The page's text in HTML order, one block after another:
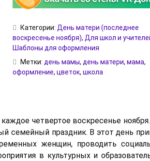
Категории: День матери (последнее
воскресенье ноября), Для школ и
Шаблоны для оформления
Метки: день мамы, день матери, мама,
оформление, цветок, школа
четвертое воскресенье
праздник. В этот день
женщин, проводить
в культурных и